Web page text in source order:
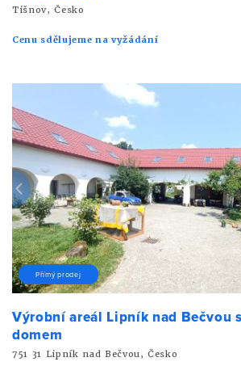
Tišnov, Česko
Cenu sdělujeme na vyžádání
Přímý prodej
Výrobní areál Lipník nad Bečvou
domem
751 31 Lipník nad Bečvou, Česko